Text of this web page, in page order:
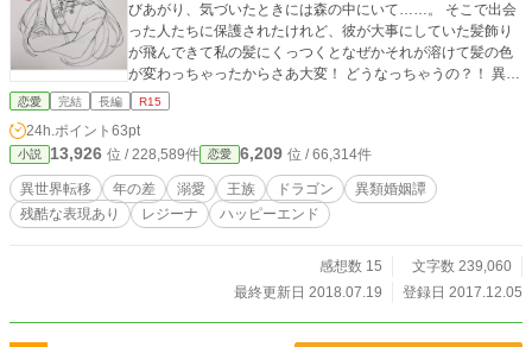
びあがり、気づいたときには森の中にいて……。 そこで出会
った人たちに保護されたけれど、彼が大事にしていた髪飾り
が飛んできて私の髪にくっつくとなぜかそれが溶けて髪の色
が変わっちゃったからさあ大変！ どうなっちゃうの？！ 異世
界トリップしたヒロインと彼女を拾ったヒーローの恋愛と、
ートは黒杉くろん様からいただいたもので、くろんさんの許
可を得て掲載しています。 ★サブタイトルの後ろに★がつい
ているものは、いただいたファンアートをページの最後に載
せています。 ★カクヨム、ツギクルにも掲載しています。
恋愛 完結 長編 R15
24h.ポイント 63pt
小説 13,926 位 / 228,589件 恋愛 6,209 位 / 66,314件
異世界転移 年の差 溺愛 王族 ドラゴン
異類婚姻譚
残酷な表現あり
レジーナ ハッピーエンド
感想数 15
文字数 239,060
最終更新日 2018.07.19
登録日 2017.12.05